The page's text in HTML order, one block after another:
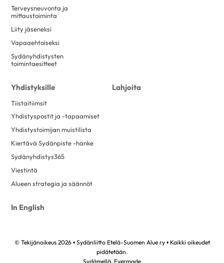
Terveysneuvonta ja
mittaustoiminta
Liity jäseneksi
Vapaaehtoiseksi
Sydänyhdistysten
toimintaesitteet
Yhdistyksille
Tiistaitiimsit
Yhdistyspostit ja -tapaamiset
Yhdistystoimijan muistilista
Kiertävä Sydänpiste -hanke
Sydänyhdistys365
Viestintä
Alueen strategia ja säännöt
Lahjoita
In English
© Tekijänoikeus 2026 • Sydänliitto Etelä-Suomen Alue ry • Kaikki oikeudet
pidätetään.
Sydämellä, Evermade